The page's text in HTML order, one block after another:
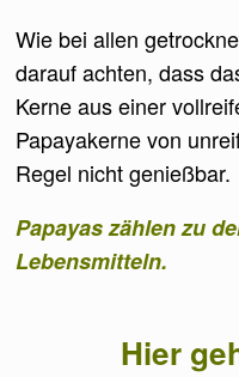
Wie bei allen
darauf achten, dass
Kerne aus einer
Papayakerne von
Regel nicht genießbar.
Papayas zählen zu
Lebensmitteln.
Hier